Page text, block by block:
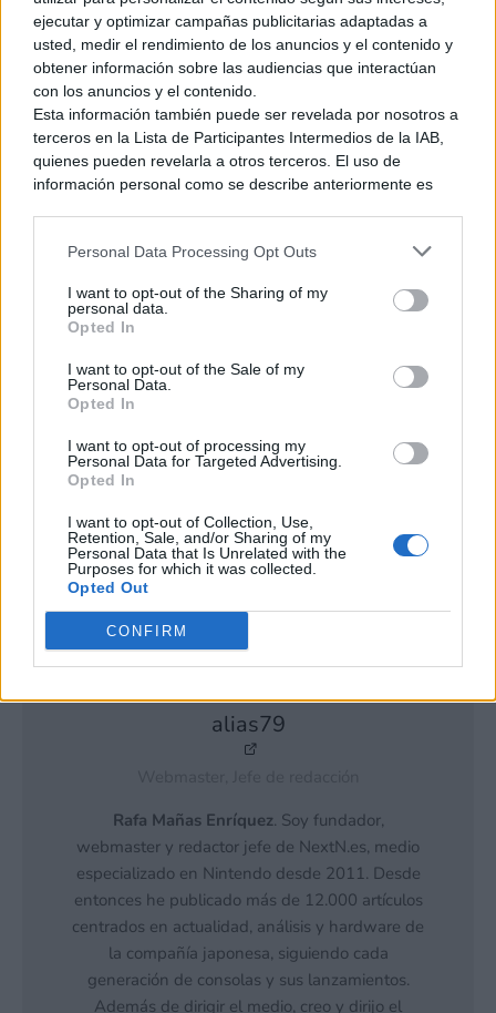
ejecutar y optimizar campañas publicitarias adaptadas a
usted, medir el rendimiento de los anuncios y el contenido y
obtener información sobre las audiencias que interactúan
con los anuncios y el contenido.
Esta información también puede ser revelada por nosotros a
terceros en la Lista de Participantes Intermedios de la IAB,
quienes pueden revelarla a otros terceros. El uso de
información personal como se describe anteriormente es
generamos contenido relevante para nuestra audiencia.
recopilación y uso de datos en nuestra Política de
Privacidad.
terceros por nuestra parte, utilice la siguiente opción de
exclusión y confirme su selección. Tenga en cuenta que
después de que se procese su solicitud de exclusión, es
posible que continúe viendo anuncios basados en intereses
basados en la información personal utilizada por nosotros o
en información personal divulgada a terceros antes de su
Puede optar por no participar en la divulgación adicional de
su información personal por parte de terceros en la Lista de
participantes intermedios de la IAB.
Personal Data Processing Opt Outs
I want to opt-out of the Sharing of my
personal data.
Opted In
I want to opt-out of the Sale of my
Personal Data.
Opted In
I want to opt-out of processing my
Personal Data for Targeted Advertising.
Opted In
I want to opt-out of Collection, Use,
Retention, Sale, and/or Sharing of my
Personal Data that Is Unrelated with the
Purposes for which it was collected.
Opted Out
CONFIRM
alias79
Rafa Mañas Enríquez. Soy fundador,
webmaster y redactor jefe de NextN.es, medio
especializado en Nintendo desde 2011. Desde
entonces he publicado más de 12.000 artículos
centrados en actualidad, análisis y hardware de
la compañía japonesa, siguiendo cada
generación de consolas y sus lanzamientos.
Además de dirigir el medio, creo y dirijo el